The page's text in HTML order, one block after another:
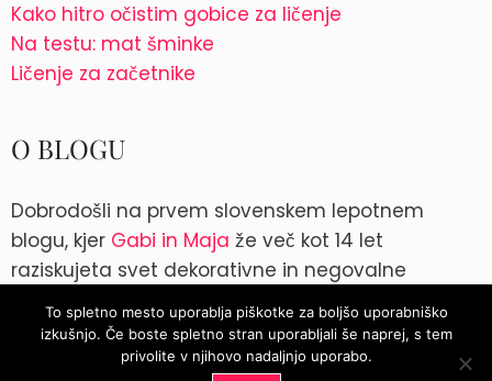
Kako hitro očistim gobice za ličenje
Na testu: mat šminke
Ličenje za začetnike
O BLOGU
Dobrodošli na prvem slovenskem lepotnem
blogu, kjer Gabi in Maja že več kot 14 let
raziskujeta svet dekorativne in negovalne
kozmetike. Kontakt: blog@parokeets.com
Instagram
Instagram
To spletno mesto uporablja piškotke za boljšo uporabniško
izkušnjo. Če boste spletno stran uporabljali še naprej, s tem
privolite v njihovo nadaljnjo uporabo.